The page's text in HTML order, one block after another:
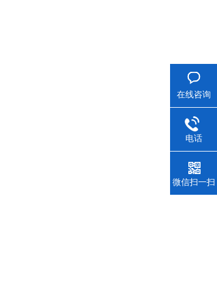
在线咨询
电话
微信扫一扫